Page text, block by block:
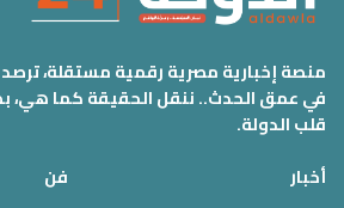
منصة إخبارية مصرية رقمية مستقلة،
في عمق الحدث.. ننقل الحقيقة كما هي،
قلب الدولة.
أخبار
فن